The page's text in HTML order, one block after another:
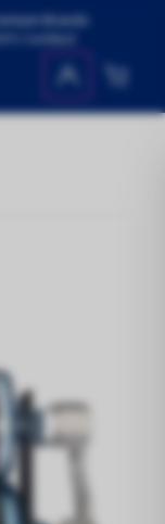
Brands
Certified